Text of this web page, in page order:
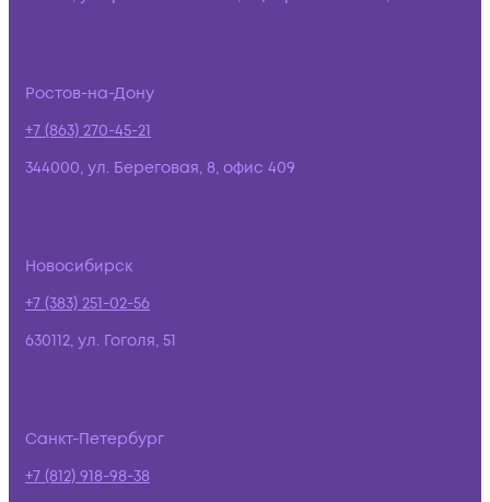
Ростов-на-Дону
+7 (863) 270-45-21
344000, ул. Береговая, 8, офис 409
Новосибирск
+7 (383) 251-02-56
630112, ул. Гоголя, 51
Санкт-Петербург
+7 (812) 918-98-38